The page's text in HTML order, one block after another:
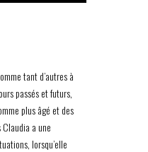
tant d’autres à
passés et futurs,
plus âgé et des
a une
lorsqu’elle